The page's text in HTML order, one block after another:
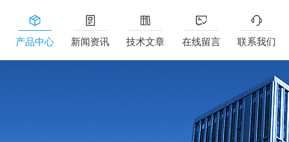
产品中心 新闻资讯 技术文章 在线留言 联系我们